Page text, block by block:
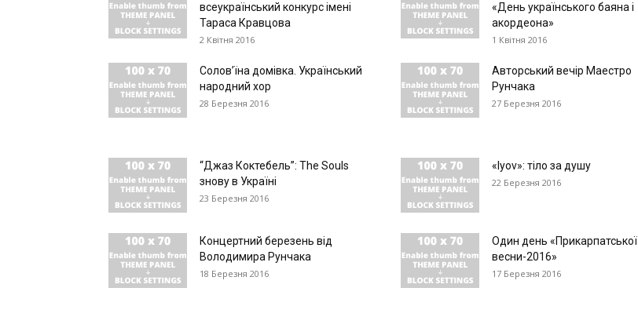
всеукраїнський конкурс імені
Тараса Кравцова
2 Квітня 2016
«День українського баяна і
акордеона»
1 Квітня 2016
Солов’їна домівка. Український
народний хор
28 Березня 2016
Авторський вечір Маестро
Рунчака
27 Березня 2016
“Джаз Коктебель”: The Souls
знову в Україні
23 Березня 2016
«Iyov»: тіло за душу
22 Березня 2016
Концертний березень від
Володимира Рунчака
18 Березня 2016
Один день «Прикарпатської
весни-2016»
17 Березня 2016